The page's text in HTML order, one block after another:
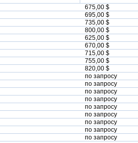
675,00 $
695,00 $
735,00 $
800,00 $
625,00 $
670,00 $
715,00 $
755,00 $
820,00 $
по запросу
по запросу
по запросу
по запросу
по запросу
по запросу
по запросу
по запросу
по запросу